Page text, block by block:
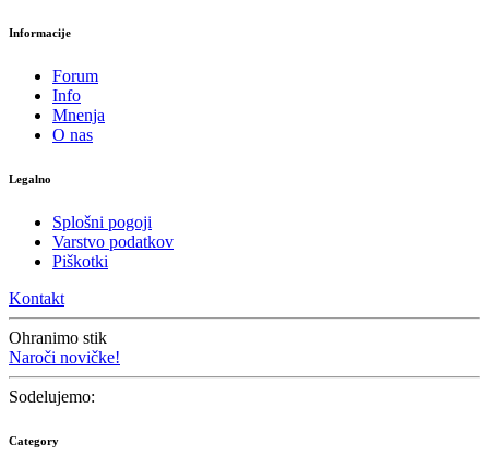
Informacije
Forum
Info
Mnenja
O nas
Legalno
Splošni pogoji
Varstvo podatkov
Piškotki
Kontakt
Ohranimo stik
Naroči novičke!
Sodelujemo:
Category